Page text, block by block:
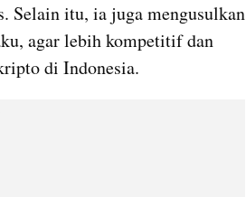
Selain itu, ia juga mengusulkan
agar lebih kompetitif dan
di Indonesia.